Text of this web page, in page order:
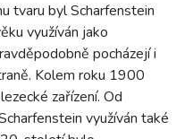
tvaru byl Scharfenstein
využíván jako
pocházejí i
Kolem roku 1900
zařízení. Od
využíván také